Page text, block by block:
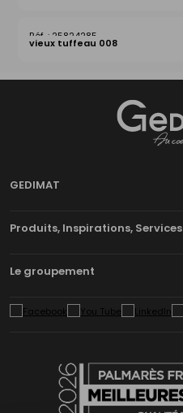
25824285
vieux tuffeau 008
GEDIMAT
Produits, Inspirations, Services
Le groupement